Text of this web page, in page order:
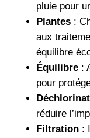
pluie pour
Plantes:
aux
équilibre
Équilibre:
pour
réduire
Filtration: